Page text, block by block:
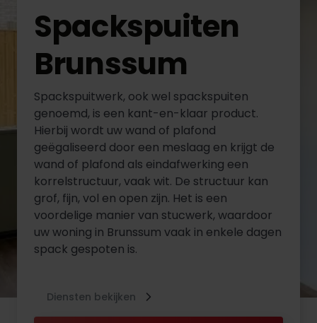
Spackspuiten
Brunssum
Spackspuitwerk, ook wel spackspuiten
genoemd, is een kant-en-klaar product.
Hierbij wordt uw wand of plafond
geëgaliseerd door een meslaag en krijgt de
wand of plafond als eindafwerking een
korrelstructuur, vaak wit. De structuur kan
grof, fijn, vol en open zijn. Het is een
voordelige manier van stucwerk, waardoor
uw woning in Brunssum vaak in enkele dagen
spack gespoten is.
Diensten bekijken